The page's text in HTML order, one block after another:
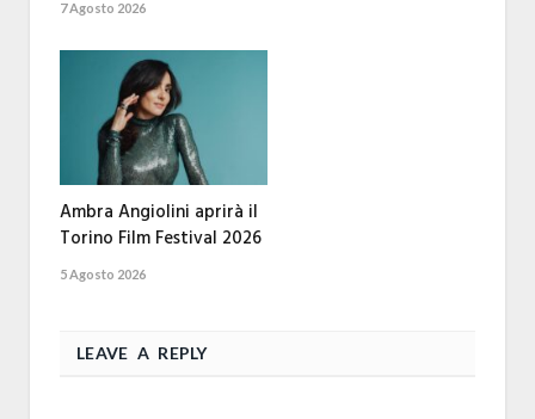
7 Agosto 2026
Ambra Angiolini aprirà il
Torino Film Festival 2026
5 Agosto 2026
LEAVE A REPLY